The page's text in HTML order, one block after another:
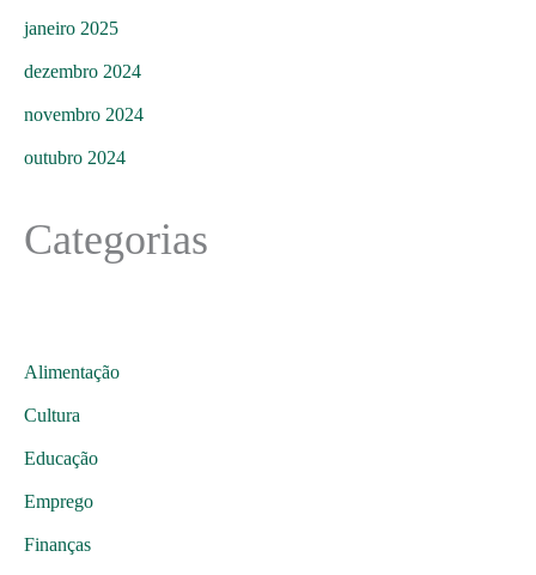
janeiro 2025
dezembro 2024
novembro 2024
outubro 2024
Categorias
Alimentação
Cultura
Educação
Emprego
Finanças